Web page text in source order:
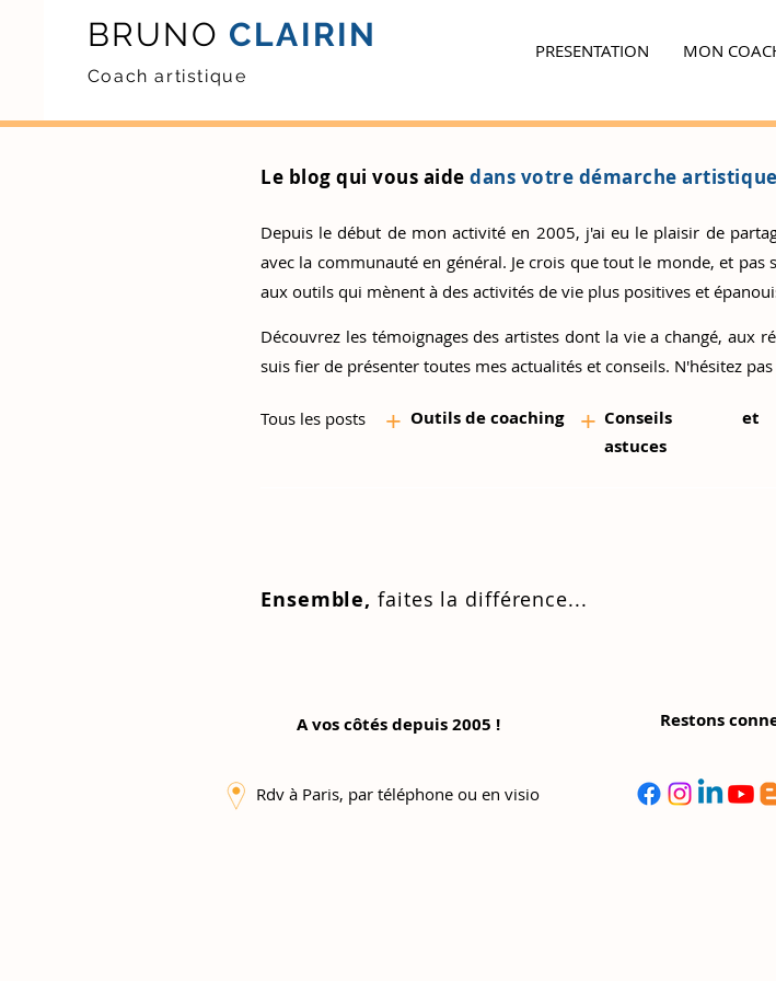
BRUNO CLAIRIN
Coach artistique
PRESENTATION MON
Le blog qui vous aidedans votre démarche artistique
Depuis le début de mon activité en 2005, j'ai eu le plaisir de
avec la communauté en général. Je crois que tout le monde, et
aux outils qui mènent à des activités de vie plus positives et
Découvrez les témoignages des artistes dont la vie a changé, aux
suis fier de présenter toutes mes actualités et conseils. N'hésitez
Tous les posts + Outils de coaching + Conseils et
astuces
Ensemble, faites la différence...
A vos côtés depuis 2005 !
Rdv à Paris, par téléphone ou en visio
Restons